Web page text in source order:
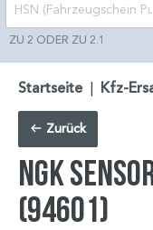
ZU 2 ODER ZU 2.1
Startseite | Kfz-
Zurück
NGK
(94601)